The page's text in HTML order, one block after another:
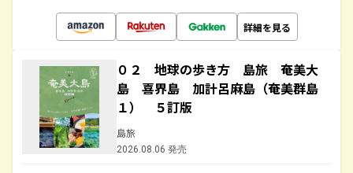
詳細を見る
０２ 地球の歩き方 島旅 奄美大
島 喜界島 加計呂麻島（奄美群島
１） ５訂版
島旅
2026.08.06 発売